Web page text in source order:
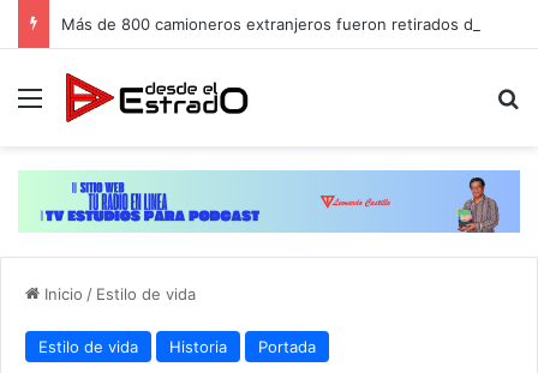
Menú
Inicio / Estilo de vida
Estilo de vida Historia Portada